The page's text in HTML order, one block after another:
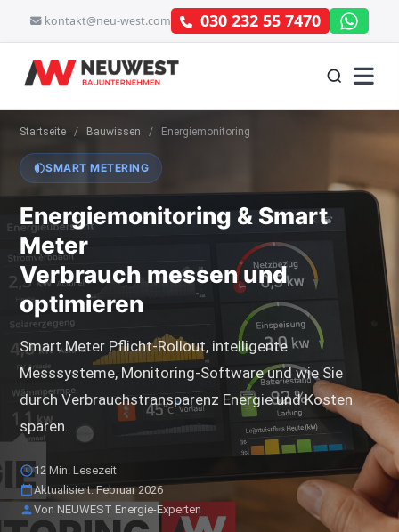
kontakt@neu-west.com 030 232 55 7470
Startseite / Bauwissen / Energiemonitoring
SMART METERING
Energiemonitoring & Smart
Meter
Verbrauch messen und
optimieren
Smart Meter Pflicht-Rollout, intelligente
Messsysteme, Monitoring-Software und wie Sie
durch Verbrauchstransparenz Energie und Kosten
sparen.
12 Min. Lesezeit
Aktualisiert: Februar 2026
Von NEUWEST Energie-Experten